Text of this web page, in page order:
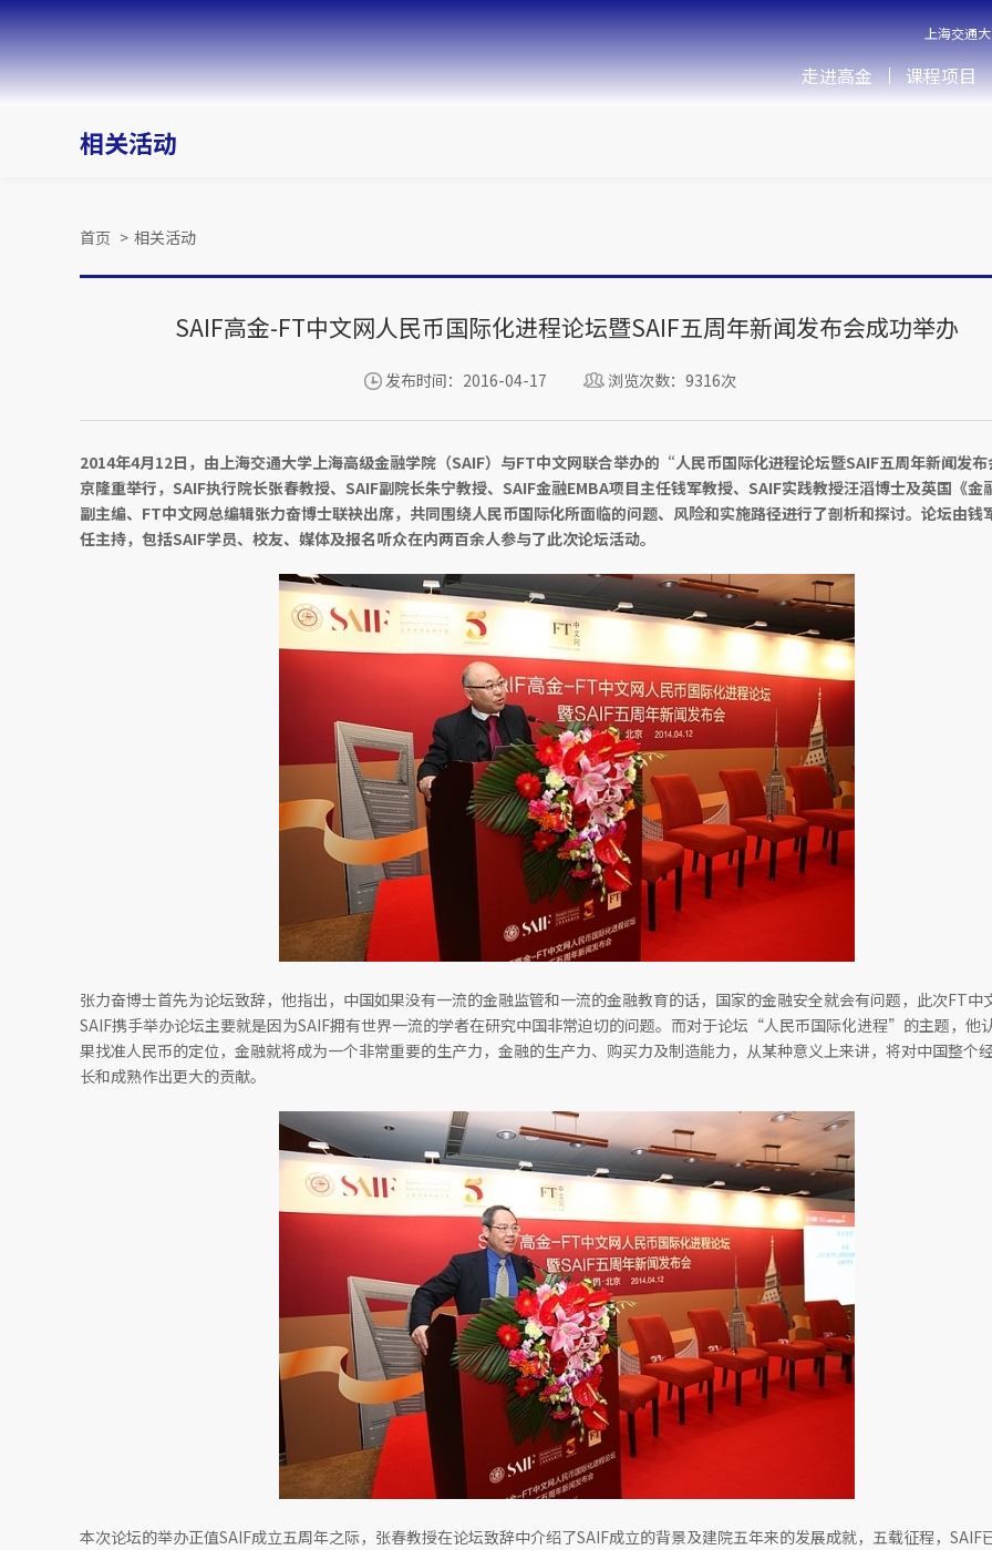
上海交通
走进高金 课程项目
相关活动
首页 > 相关活动
SAIF高金-FT中文网人民币国际化进程论坛暨SAIF五周年新闻发布会成功举办
发布时间：2016-04-17 浏览次数：9316次
2014年4月12日，由上海交通大学上海高级金融学院（SAIF）与FT中文网联合举办的“人民币国际化进程论坛暨SAIF五周年新闻发
京隆重举行，SAIF执行院长张春教授、SAIF副院长朱宁教授、SAIF金融EMBA项目主任钱军教授、SAIF实践教授汪滔博士及英国《金
副主编、FT中文网总编辑张力奋博士联袂出席，共同围绕人民币国际化所面临的问题、风险和实施路径进行了剖析和探讨。论坛由钱
任主持，包括SAIF学员、校友、媒体及报名听众在内两百余人参与了此次论坛活动。
张力奋博士首先为论坛致辞，他指出，中国如果没有一流的金融监管和一流的金融教育的话，国家的金融安全就会有问题，此次FT中
SAIF携手举办论坛主要就是因为SAIF拥有世界一流的学者在研究中国非常迫切的问题。而对于论坛“人民币国际化进程”的主题，他
果找准人民币的定位，金融就将成为一个非常重要的生产力，金融的生产力、购买力及制造能力，从某种意义上来讲，将对中国整个
长和成熟作出更大的贡献。
本次论坛的举办正值SAIF成立五周年之际，张春教授在论坛致辞中介绍了SAIF成立的背景及建院五年来的发展成就，五载征程，SAIF